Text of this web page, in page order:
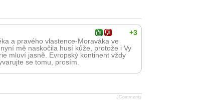
+3
a pravého vlastence-Moraváka ve
mě naskočila husí kůže, protože i Vy
mluví jasně. Evropský kontinent vždy
se tomu, prosím.
JComments